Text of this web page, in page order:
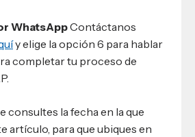
WhatsAppContáctanos
y elige la opción 6 para hablar
completar tu proceso de
consultes la fecha en la que
artículo, para que ubiques en